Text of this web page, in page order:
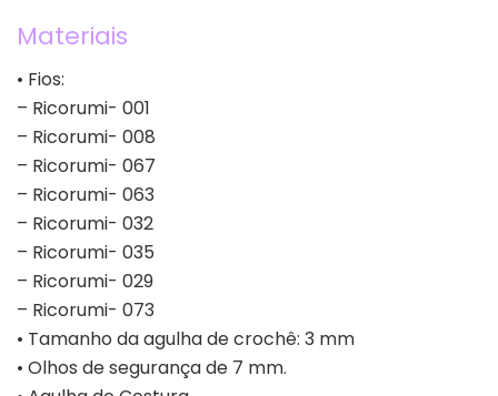
Materiais
• Fios:
– Ricorumi- 001
– Ricorumi- 008
– Ricorumi- 067
– Ricorumi- 063
– Ricorumi- 032
– Ricorumi- 035
– Ricorumi- 029
– Ricorumi- 073
• Tamanho da agulha de crochê: 3 mm
• Olhos de segurança de 7 mm.